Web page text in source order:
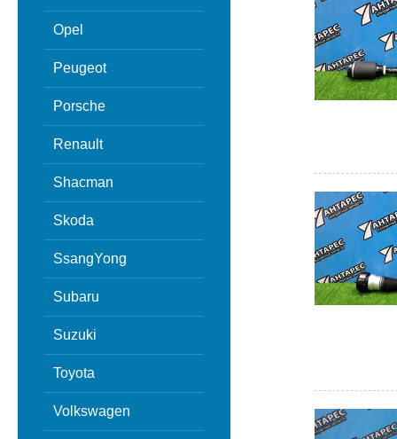
Opel
Peugeot
Porsche
Renault
Shacman
Skoda
SsangYong
Subaru
Suzuki
Toyota
Volkswagen